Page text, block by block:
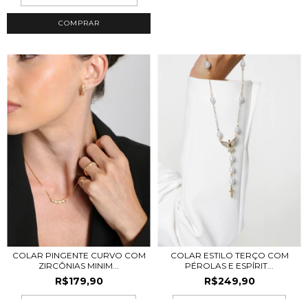
COLAR PINGENTE CURVO COM
ZIRCÔNIAS MINIM...
R$179,90
COLAR ESTILO TERÇO COM
PÉROLAS E ESPÍRIT...
R$249,90